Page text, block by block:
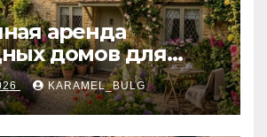
аренда
домов для
KARAMEL_BULG